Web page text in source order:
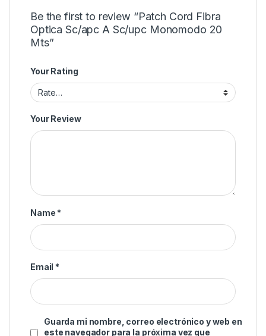
Be the first to review “Patch Cord Fibra
Optica Sc/apc A Sc/upc Monomodo 20
Mts”
Your Rating
Your Review
Name *
Email *
Guarda mi nombre, correo electrónico y web en
este navegador para la próxima vez que